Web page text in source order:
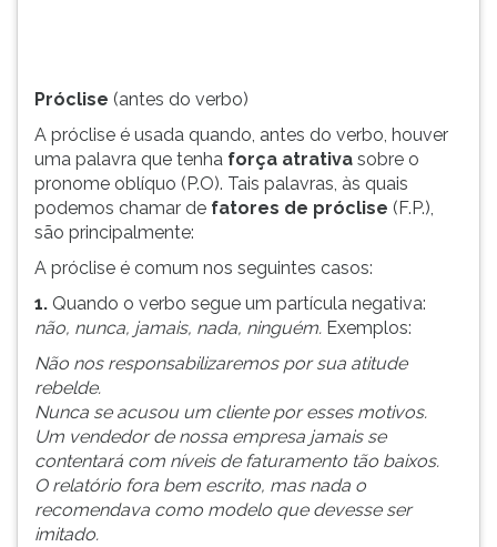
oblíquo
(P.O).
pausar
leitura
pressione
(primeira
esquerda
continuar
pressione
(primeira
tecla
Próclise (antes do verbo)
A próclise é usada quando, antes do verbo, houver
uma palavra que tenha força atrativa sobre o
pronome oblíquo (P.O). Tais palavras, às quais
podemos chamar de fatores de próclise (F.P.),
são principalmente:
A próclise é comum nos seguintes casos:
1. Quando o verbo segue um partícula negativa:
não, nunca, jamais, nada, ninguém. Exemplos:
Não nos responsabilizaremos por sua atitude
rebelde.
Nunca se acusou um cliente por esses motivos.
Um vendedor de nossa empresa jamais se
contentará com níveis de faturamento tão baixos.
O relatório fora bem escrito, mas nada o
recomendava como modelo que devesse ser
imitado.